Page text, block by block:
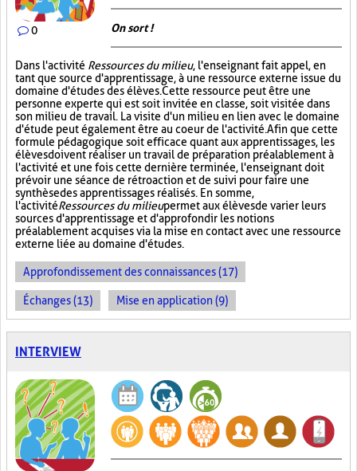
0 On sort !
Dans l'activité Ressources du milieu, l'enseignant fait appel, en
tant que source d'apprentissage, à une ressource externe issue du
domaine d'études des élèves. Cette ressource peut être une
personne experte qui est soit invitée en classe, soit visitée dans
son milieu de travail. La visite d'un milieu en lien avec le domaine
d'étude peut également être au coeur de l'activité. Afin que cette
formule pédagogique soit efficace quant aux apprentissages, les
élèves doivent réaliser un travail de préparation préalablement à
l'activité et une fois cette dernière terminée, l'enseignant doit
prévoir une séance de rétroaction et de suivi pour faire une
synthèse des apprentissages réalisés. En somme,
l'activitéRessources du milieupermet aux élèves de varier leurs
sources d'apprentissage et d'approfondir les notions
préalablement acquises via la mise en contact avec une ressource
externe liée au domaine d'études.
Approfondissement des connaissances (17)
Échanges (13) Mise en application (9)
INTERVIEW